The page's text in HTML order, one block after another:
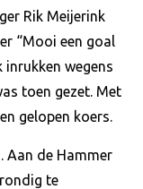
Rik Meijerink
“Mooi een goal
inrukken wegens
toen gezet. Met
gelopen koers.
Aan de Hammer
te